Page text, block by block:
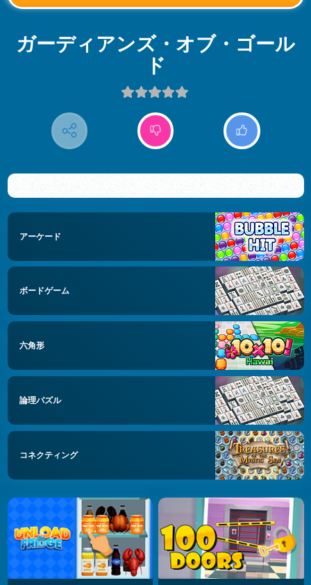
ガーディアンズ・オブ・ゴール
ド
アーケード
ボードゲーム
六角形
論理パズル
コネクティング